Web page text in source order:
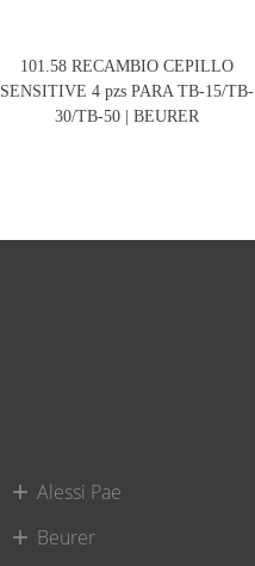
101.58 RECAMBIO CEPILLO
SENSITIVE 4 pzs PARA TB-15/TB-
30/TB-50 | BEURER
Alessi Pae
Beurer